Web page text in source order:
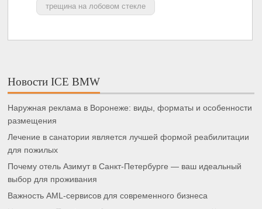
трещина на лобовом стекле
Новости ICE BMW
Наружная реклама в Воронеже: виды, форматы и особенности
размещения
Лечение в санатории является лучшей формой реабилитации
для пожилых
Почему отель Азимут в Санкт-Петербурге — ваш идеальный
выбор для проживания
Важность AML-сервисов для современного бизнеса